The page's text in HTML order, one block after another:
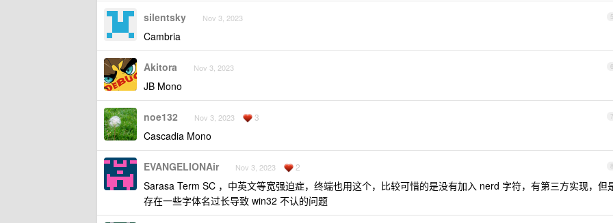
5
silentsky Nov 3, 2023
Cambria
6
Akitora Nov 3, 2023
JB Mono
7
noe132 Nov 3, 2023 3
Cascadia Mono
8
EVANGELIONAir Nov 3, 2023 2
Sarasa Term SC ，中英文等宽强迫症，终端也用这个，比较可惜的是没有加入 nerd 字符，有第三方实现，但
存在一些字体名过长导致 win32 不认的问题